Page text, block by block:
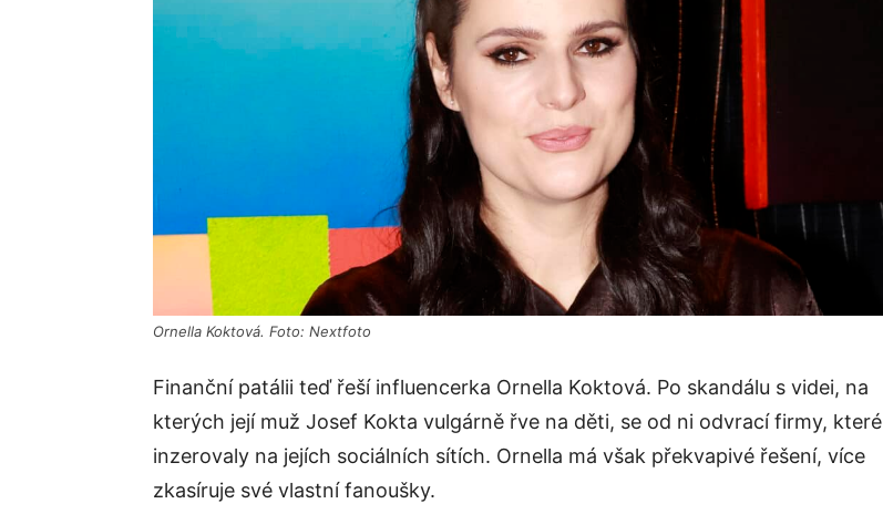
Ornella Koktová. Foto: Nextfoto
Finanční patálii teď řeší influencerka Ornella Koktová. Po skandálu s videi, na
kterých její muž Josef Kokta vulgárně řve na děti, se od ni odvrací firmy, které
inzerovaly na jejích sociálních sítích. Ornella má však překvapivé řešení, více
zkasíruje své vlastní fanoušky.